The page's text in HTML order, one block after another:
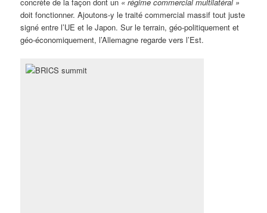
doit fonctionner. Ajoutons-y le traité commercial massif tout juste
signé entre l’UE et le Japon. Sur le terrain, géo-politiquement et
géo-économiquement, l’Allemagne regarde vers l’Est.